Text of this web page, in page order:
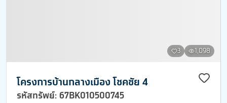
3 1,098
โครงการบ้านกลางเมือง โชคชัย 4
รหัสทรัพย์: 67BK010500745